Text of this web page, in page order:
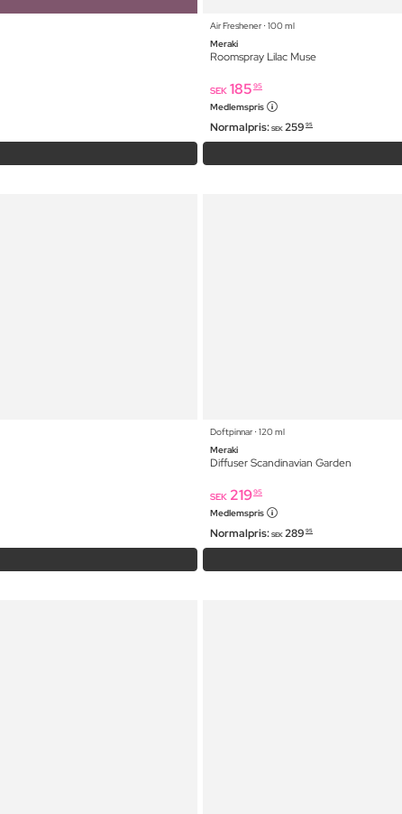
Air Freshener ⋅ 100 ml
Meraki
Roomspray Lilac Muse
SEK 185 95
Medlemspris
Normalpris: SEK 259 95
Doftpinnar ⋅ 120 ml
Meraki
Diffuser Scandinavian Garden
SEK 21995
Medlemspris
Normalpris: SEK 289 95